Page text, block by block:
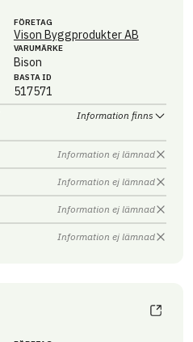
FÖRETAG
Vison Byggprodukter AB
VARUMÄRKE
Bison
BASTA ID
517571
Information finns
Information ej lämnad
Information ej lämnad
Information ej lämnad
Information ej lämnad